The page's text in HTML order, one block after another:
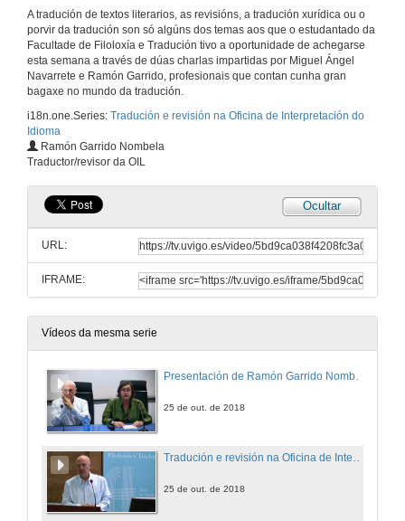
A tradución de textos literarios, as revisións, a tradución xurídica ou o
porvir da tradución son só algúns dos temas aos que o estudantado da
Facultade de Filoloxía e Tradución tivo a oportunidade de achegarse
esta semana a través de dúas charlas impartidas por Miguel Ángel
Navarrete e Ramón Garrido, profesionais que contan cunha gran
bagaxe no mundo da tradución.
i18n.one.Series: Tradución e revisión na Oficina de Interpretación do
Idioma
Ramón Garrido Nombela
Traductor/revisor da OIL
Ocultar
URL:
IFRAME:
Vídeos da mesma serie
Presentación de Ramón Garrido Nombela
25 de out. de 2018
25 de out. de 2018